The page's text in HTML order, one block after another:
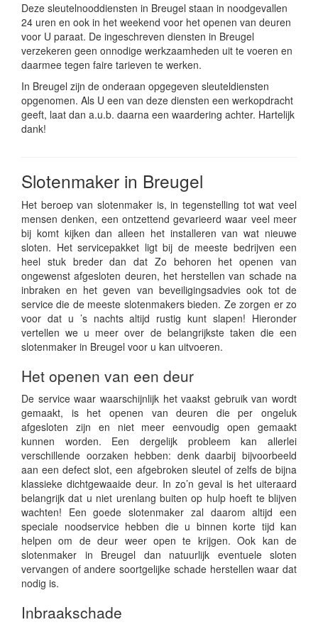
Deze sleutelnooddiensten in Breugel staan in noodgevallen
24 uren en ook in het weekend voor het openen van deuren
voor U paraat. De ingeschreven diensten in Breugel
verzekeren geen onnodige werkzaamheden uit te voeren en
daarmee tegen faire tarieven te werken.
In Breugel zijn de onderaan opgegeven sleuteldiensten
opgenomen. Als U een van deze diensten een werkopdracht
geeft, laat dan a.u.b. daarna een waardering achter. Hartelijk
dank!
Slotenmaker in Breugel
Het beroep van slotenmaker is, in tegenstelling tot wat veel
mensen denken, een ontzettend gevarieerd waar veel meer
bij komt kijken dan alleen het installeren van wat nieuwe
sloten. Het servicepakket ligt bij de meeste bedrijven een
heel stuk breder dan dat Zo behoren het openen van
ongewenst afgesloten deuren, het herstellen van schade na
inbraken en het geven van beveiligingsadvies ook tot de
service die de meeste slotenmakers bieden. Ze zorgen er zo
voor dat u ’s nachts altijd rustig kunt slapen! Hieronder
vertellen we u meer over de belangrijkste taken die een
slotenmaker in Breugel voor u kan uitvoeren.
Het openen van een deur
De service waar waarschijnlijk het vaakst gebruik van wordt
gemaakt, is het openen van deuren die per ongeluk
afgesloten zijn en niet meer eenvoudig open gemaakt
kunnen worden. Een dergelijk probleem kan allerlei
verschillende oorzaken hebben: denk daarbij bijvoorbeeld
aan een defect slot, een afgebroken sleutel of zelfs de bijna
klassieke dichtgewaaide deur. In zo’n geval is het uiteraard
belangrijk dat u niet urenlang buiten op hulp hoeft te blijven
wachten! Een goede slotenmaker zal daarom altijd een
speciale noodservice hebben die u binnen korte tijd kan
helpen om de deur weer open te krijgen. Ook kan de
slotenmaker in Breugel dan natuurlijk eventuele sloten
vervangen of andere soortgelijke schade herstellen waar dat
nodig is.
Inbraakschade